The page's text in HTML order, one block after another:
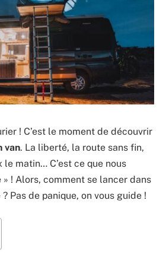
! C’est le moment de découvrir
van. La liberté, la route sans fin,
matin… C’est ce que nous
! Alors, comment se lancer dans
Pas de panique, on vous guide !